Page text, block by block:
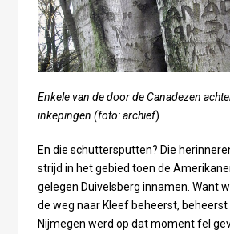
Enkele van de door de Canadezen
inkepingen (foto: archief)
En die schuttersputten? Die
strijd in het gebied toen de
gelegen Duivelsberg innamen. Want
de weg naar Kleef beheerst, beheerst
Nijmegen werd op dat moment fel